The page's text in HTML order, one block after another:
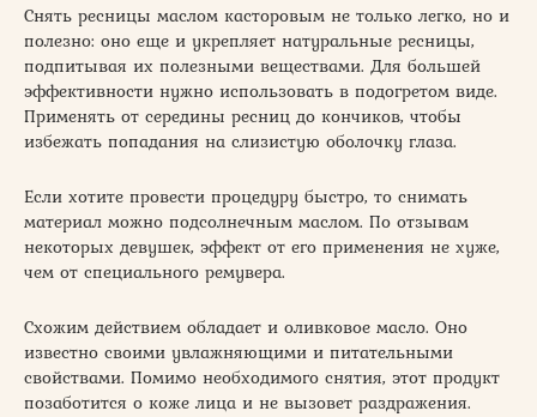
Снять ресницы маслом касторовым не только легко, но и
полезно: оно еще и укрепляет натуральные ресницы,
подпитывая их полезными веществами. Для большей
эффективности нужно использовать в подогретом виде.
Применять от середины ресниц до кончиков, чтобы
избежать попадания на слизистую оболочку глаза.
Если хотите провести процедуру быстро, то снимать
материал можно подсолнечным маслом. По отзывам
некоторых девушек, эффект от его применения не хуже,
чем от специального ремувера.
Схожим действием обладает и оливковое масло. Оно
известно своими увлажняющими и питательными
свойствами. Помимо необходимого снятия, этот продукт
позаботится о коже лица и не вызовет раздражения.